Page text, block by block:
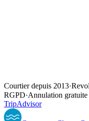
Courtier depuis 2013·
RGPD·Annulation gratuite
TripAdvisor